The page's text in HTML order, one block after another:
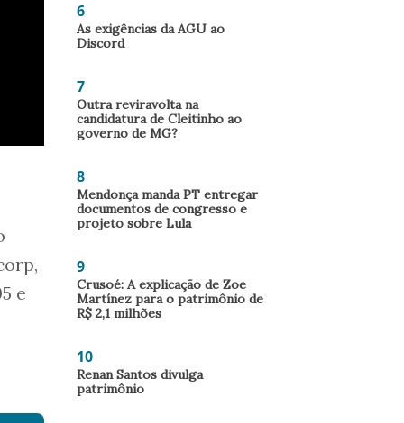
e
6
As exigências da AGU ao
Discord
7
Outra reviravolta na
candidatura de Cleitinho ao
governo de MG?
8
Mendonça manda PT entregar
documentos de congresso e
projeto sobre Lula
9
Crusoé: A explicação de Zoe
Martínez para o patrimônio de
R$ 2,1 milhões
10
Renan Santos divulga
patrimônio